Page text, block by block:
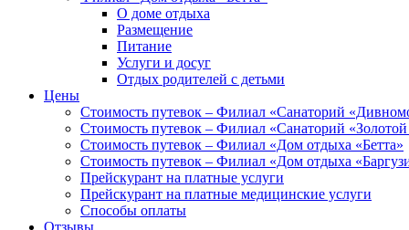
О доме отдыха
Размещение
Питание
Услуги и досуг
Отдых родителей с детьми
Цены
Стоимость путевок – Филиал «Санаторий
Стоимость путевок – Филиал «Санаторий «Золотой
Стоимость путевок – Филиал «Дом отдыха «Бетта»
Стоимость путевок – Филиал «Дом отдыха
Прейскурант на платные услуги
Прейскурант на платные медицинские услуги
Способы оплаты
Отзывы